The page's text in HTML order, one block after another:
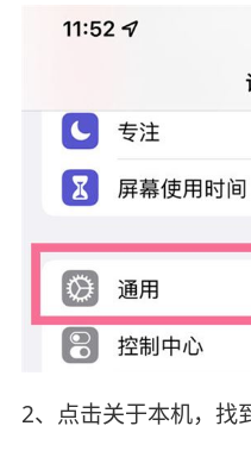
2、点击关于本机，找